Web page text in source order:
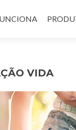
VIDA